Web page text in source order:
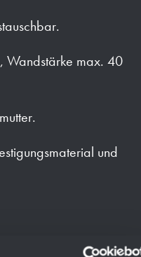
Wandstärke max. 40
und